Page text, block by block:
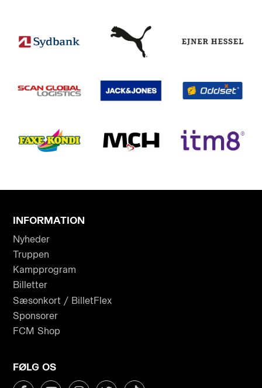
INFORMATION
Nyheder
Truppen
Kampprogram
Billetter
Sæsonkort / BilletFlex
Sponsorer
FCM Shop
FØLG OS